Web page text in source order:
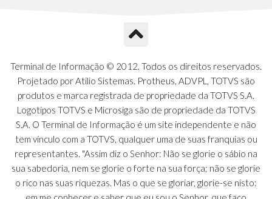
Terminal de Informação © 2012. Todos os direitos reservados.
Projetado por Atilio Sistemas. Protheus, ADVPL, TOTVS são
produtos e marca registrada de propriedade da TOTVS S.A.
Logotipos TOTVS e Microsiga são de propriedade da TOTVS
S.A. O Terminal de Informação é um site independente e não
tem vínculo com a TOTVS, qualquer uma de suas franquias ou
representantes. "Assim diz o Senhor: Não se glorie o sábio na
sua sabedoria, nem se glorie o forte na sua força; não se glorie
o rico nas suas riquezas. Mas o que se gloriar, glorie-se nisto: